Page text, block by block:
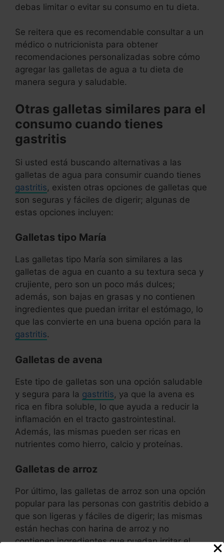
debas limitar o evitar su consumo en tu dieta.
Se reitera que es recomendable consultar a un
médico o nutricionista para obtener
recomendaciones personalizadas sobre cómo
agregar las galletas de agua a tu dieta de
manera segura y saludable.
Otras galletas similares para el
consumo cuando tienes
gastritis
Si usted está buscando alternativas a las
galletas de agua para consumir cuando tienes
gastritis, existen otras opciones de galletas que
son seguras y fáciles de digerir; algunas de
estas opciones incluyen:
Galletas tipo María
Las galletas tipo María son similares a las
galletas de agua en cuanto a su textura seca y
crujiente, pero son un poco más dulces;
además, son bajas en grasas y no contienen
ingredientes que puedan irritar el estómago, lo
que las convierte en una buena opción para la
gastritis.
Galletas de avena
Este tipo de galletas son una opción saludable
y segura para la gastritis, ya que la avena es
rica en fibra soluble, lo que ayuda a reducir la
inflamación en el tracto gastrointestinal.
Además, las mismas pueden ser ricas en
nutrientes como hierro, calcio y proteínas.
Galletas de arroz
Por último, las galletas de arroz son una opción
popular para las personas con gastritis debido a
que son ligeras y fáciles de digerir; las mismas
están hechas con harina de arroz y no
contienen ingredientes que puedan irritar el